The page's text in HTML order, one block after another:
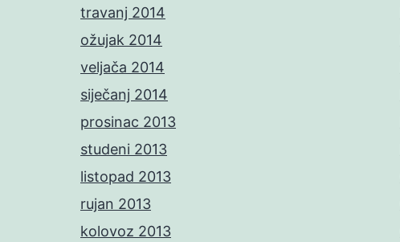
travanj 2014
ožujak 2014
veljača 2014
siječanj 2014
prosinac 2013
studeni 2013
listopad 2013
rujan 2013
kolovoz 2013